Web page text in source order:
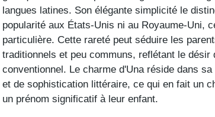
langues latines. Son élégante simplicité le
popularité aux États-Unis ni au Royaume-Uni,
particulière. Cette rareté peut séduire les
traditionnels et peu communs, reflétant le
conventionnel. Le charme d'Una réside dans
et de sophistication littéraire, ce qui en fait un
un prénom significatif à leur enfant.